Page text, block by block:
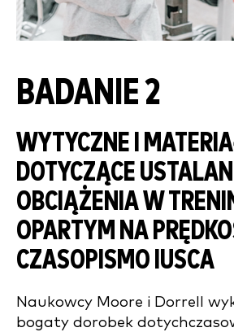
BADANIE 2
WYTYCZNE I
DOTYCZĄCE
OBCIĄŻENIA W
OPARTYM NA
CZASOPISMO IUSCA
Naukowcy Moore i Dorrell
bogaty dorobek